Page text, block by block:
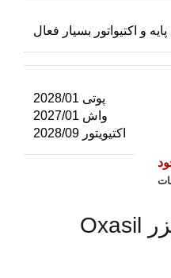
پایه و اکتیواتور بسیار فعال
پوتی 2028/01
واش 2027/01
اکتیویتور 2028/09
ست قالبگیری کولزر Oxasil